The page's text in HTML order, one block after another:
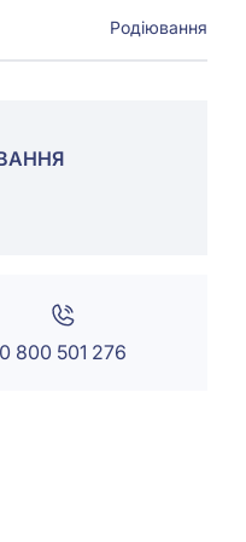
Родіювання
0 800 501 276